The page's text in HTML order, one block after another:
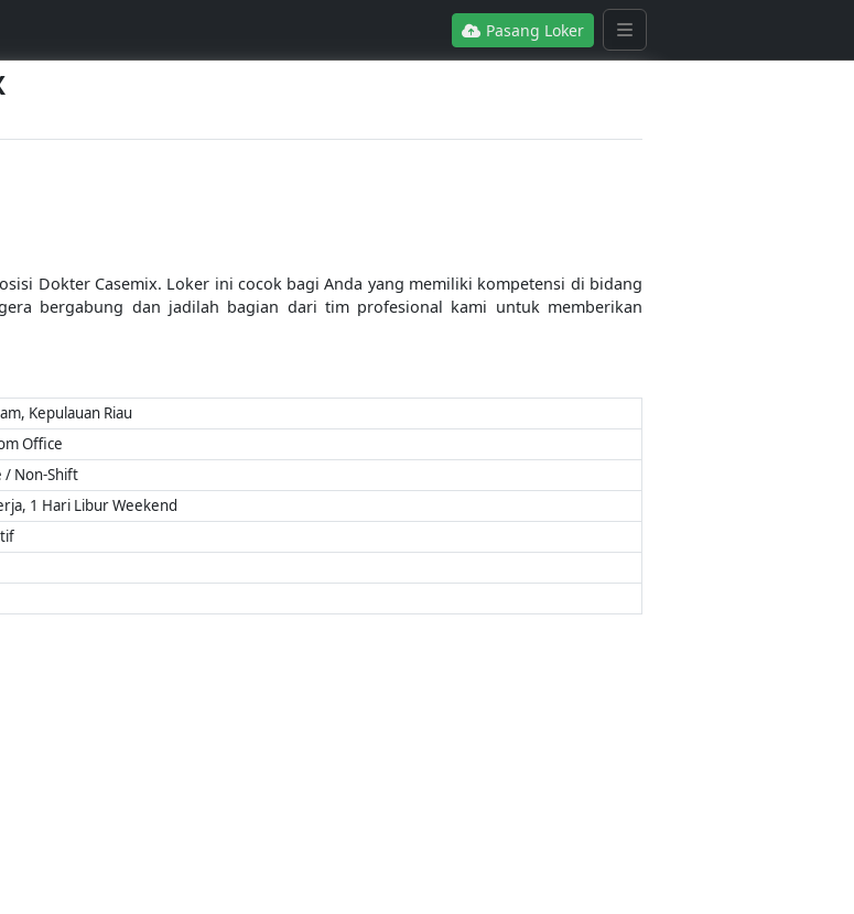
Pasang Loker
Dokter Casemix. Loker ini cocok bagi Anda yang memiliki kompetensi di bidang
bergabung dan jadilah bagian dari tim profesional kami untuk memberikan
Kepulauan Riau
Office
/ Non-Shift
1 Hari Libur Weekend